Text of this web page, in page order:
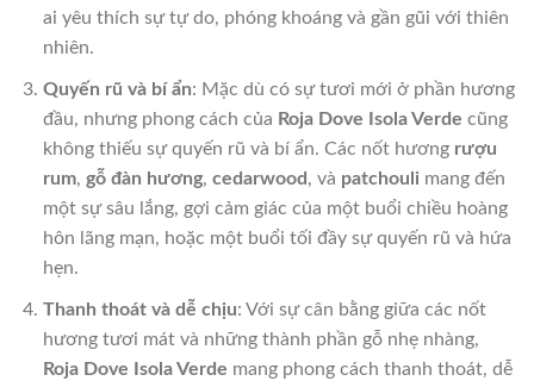
ai yêu thích sự tự do, phóng khoáng và gần gũi với thiên
nhiên.
Quyến rũ và bí ẩn: Mặc dù có sự tươi mới ở phần hương
đầu, nhưng phong cách của Roja Dove Isola Verde cũng
không thiếu sự quyến rũ và bí ẩn. Các nốt hương rượu
rum, gỗ đàn hương, cedarwood , và patchouli mang đến
một sự sâu lắng, gợi cảm giác của một buổi chiều hoàng
hôn lãng mạn, hoặc một buổi tối đầy sự quyến rũ và hứa
hẹn.
Thanh thoát và dễ chịu: Với sự cân bằng giữa các nốt
hương tươi mát và những thành phần gỗ nhẹ nhàng,
Roja Dove Isola Verde mang phong cách thanh thoát, dễ